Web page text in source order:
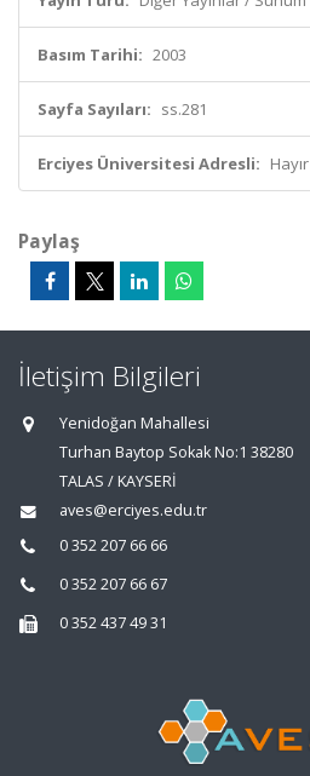
Basım Tarihi: 2003
Sayfa Sayıları: ss.281
Erciyes Üniversitesi Adresli: Hayır
Paylaş
İletişim Bilgileri
Yenidoğan Mahallesi
Turhan Baytop Sokak No:1 38280
TALAS / KAYSERİ
aves@erciyes.edu.tr
0 352 207 66 66
0 352 207 66 67
0 352 437 49 31